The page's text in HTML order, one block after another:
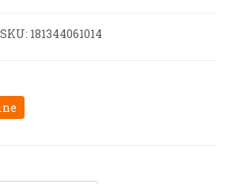
SKU: 181344061014